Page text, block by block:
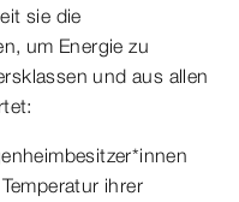
sie die
um Energie zu
und aus allen
ihrer